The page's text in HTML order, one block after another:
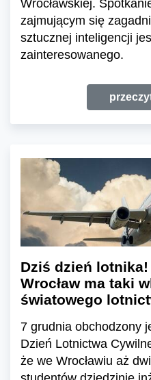
Wrocławskiej.
zajmującym się
sztucznej inteligencji
zainteresowanego.
Dziś dzień
Wrocław ma taki
światowego
7 grudnia obchodzony
Dzień Lotnictwa
że we Wrocławiu aż